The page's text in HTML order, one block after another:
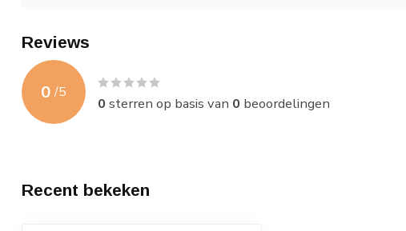
Reviews
0 /5
0 sterren op basis van 0 beoordelingen
Recent bekeken